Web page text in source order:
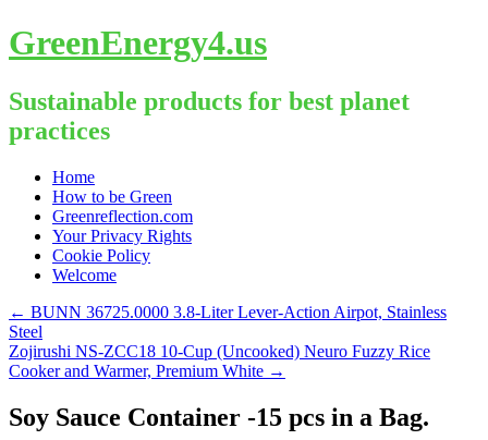
GreenEnergy4.us
Sustainable products for best planet
practices
Skip
content
Home
How to be Green
Greenreflection.com
Your Privacy Rights
Cookie Policy
Welcome
← BUNN 36725.0000 3.8-Liter Lever-Action Airpot, Stainless
Steel
Zojirushi NS-ZCC18 10-Cup (Uncooked) Neuro Fuzzy Rice
Cooker and Warmer, Premium White →
Soy Sauce Container -15 pcs in a Bag.